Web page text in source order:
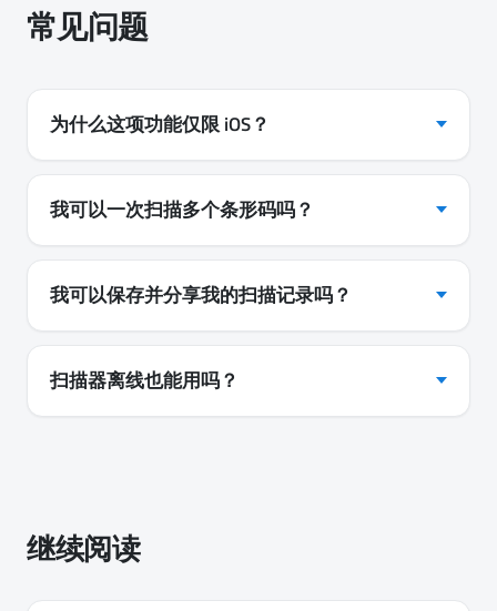
常见问题
为什么这项功能仅限 iOS？
我可以一次扫描多个条形码吗？
我可以保存并分享我的扫描记录吗？
扫描器离线也能用吗？
继续阅读